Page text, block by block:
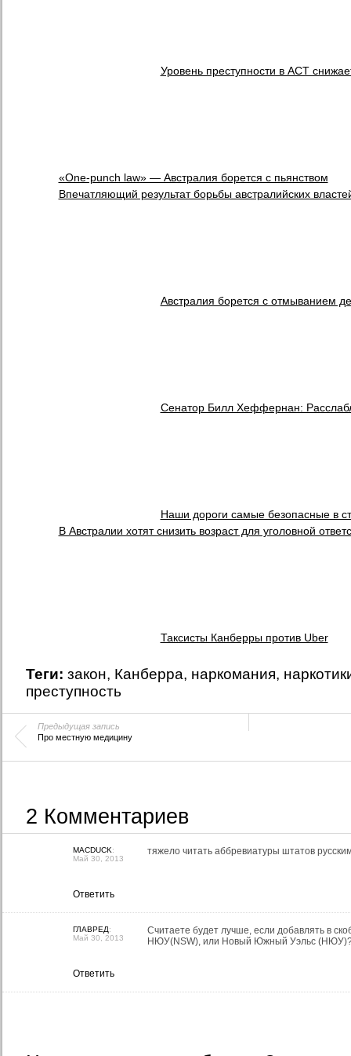
Уровень преступности в ACT
«One-punch law» — Австралия борется с пьянством
Впечатляющий результат борьбы австралийских
Австралия борется с отмыванием
Сенатор Билл Хеффернан:
Наши дороги самые безопасные в
В Австралии хотят снизить возраст для уголовной
Таксисты Канберры против Uber
Теги: закон, Канберра, наркомания,
преступность
Предыдущая запись
Про местную медицину
2 Комментариев
MACDUCK:
Май 30, 2013
Ответить
тяжело читать аббревиатуры штатов
ГЛАВРЕД:
Май 30, 2013
Ответить
Считаете будет лучше, если добавлять в
НЮУ(NSW), или Новый Южный Уэльс